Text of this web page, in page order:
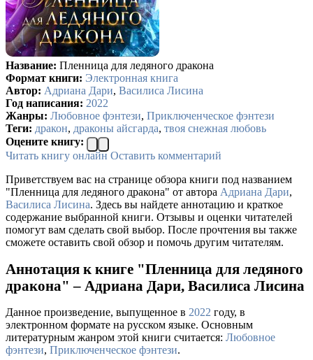
Название: Пленница для ледяного дракона
Формат книги: Электронная книга
Автор: Адриана Дари, Василиса Лисина
Год написания: 2022
Жанры: Любовное фэнтези, Приключенческое фэнтези
Теги: дракон, драконы айсгарда, твоя снежная любовь
Оцените книгу:
Читать книгу онлайн Оставить комментарий
Приветствуем вас на странице обзора книги под названием
"Пленница для ледяного дракона" от автора Адриана Дари,
Василиса Лисина. Здесь вы найдете аннотацию и краткое
содержание выбранной книги. Отзывы и оценки читателей
помогут вам сделать свой выбор. После прочтения вы также
сможете оставить свой обзор и помочь другим читателям.
Аннотация к книге "Пленница для ледяного
дракона" – Адриана Дари, Василиса Лисина
Данное произведение, выпущенное в 2022 году, в
электронном формате на русском языке. Основным
литературным жанром этой книги считается: Любовное
фэнтези, Приключенческое фэнтези.